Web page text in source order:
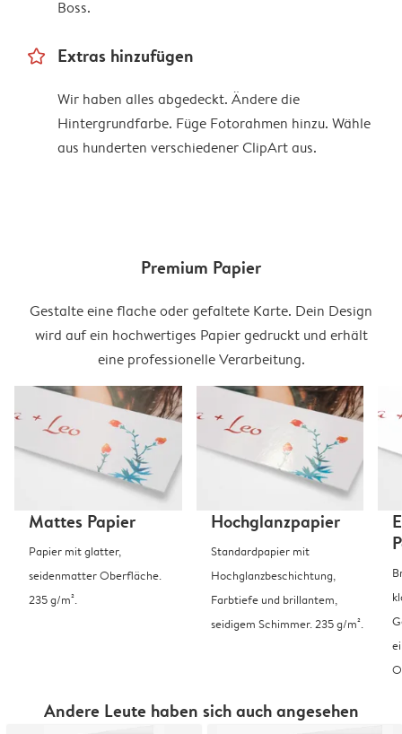
Boss.
star_outline Extras hinzufügen
Wir haben alles abgedeckt. Ändere die
Hintergrundfarbe. Füge Fotorahmen hinzu. Wähle
aus hunderten verschiedener ClipArt aus.
Premium Papier
Gestalte eine flache oder gefaltete Karte. Dein Design
wird auf ein hochwertiges Papier gedruckt und erhält
eine professionelle Verarbeitung.
Mattes Papier
Papier mit glatter,
seidenmatter Oberfläche.
235 g/m².
Hochglanzpapier
Standardpapier mit
Hochglanzbeschichtung,
Farbtiefe und brillantem,
seidigem Schimmer. 235 g/m².
Andere Leute haben sich auch angesehen